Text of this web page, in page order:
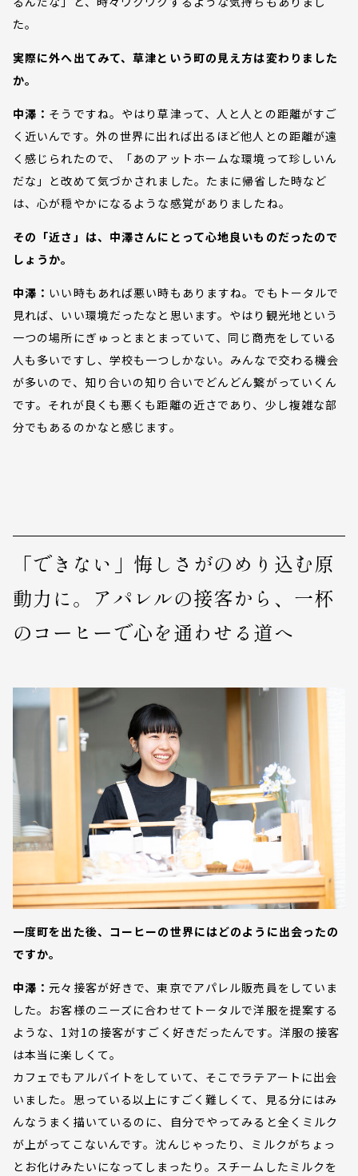
た。
実際に外へ出てみて、草津という町の見え方は変わりました
か。
中澤： そうですね。やはり草津って、人と人との距離がすご
く近いんです。外の世界に出れば出るほど他人との距離が遠
く感じられたので、「あのアットホームな環境って珍しいん
だな」と改めて気づかされました。たまに帰省した時など
は、心が穏やかになるような感覚がありましたね。
その「近さ」は、中澤さんにとって心地良いものだったので
しょうか。
中澤： いい時もあれば悪い時もありますね。でもトータルで
見れば、いい環境だったなと思います。やはり観光地という
一つの場所にぎゅっとまとまっていて、同じ商売をしている
人も多いですし、学校も一つしかない。みんなで交わる機会
が多いので、知り合いの知り合いでどんどん繋がっていくん
です。それが良くも悪くも距離の近さであり、少し複雑な部
分でもあるのかなと感じます。
「できない」悔しさがのめり込む原
動力に。アパレルの接客から、一杯
のコーヒーで心を通わせる道へ
一度町を出た後、コーヒーの世界にはどのように出会ったの
ですか。
中澤：元々接客が好きで、東京でアパレル販売員をしていま
した。お客様のニーズに合わせてトータルで洋服を提案する
ような、1対1の接客がすごく好きだったんです。洋服の接客
は本当に楽しくて。
カフェでもアルバイトをしていて、そこでラテアートに出会
いました。思っている以上にすごく難しくて、見る分にはみ
んなうまく描いているのに、自分でやってみると全くミルク
が上がってこないんです。沈んじゃったり、ミルクがちょっ
とお化けみたいになってしまったり。スチームしたミルクを